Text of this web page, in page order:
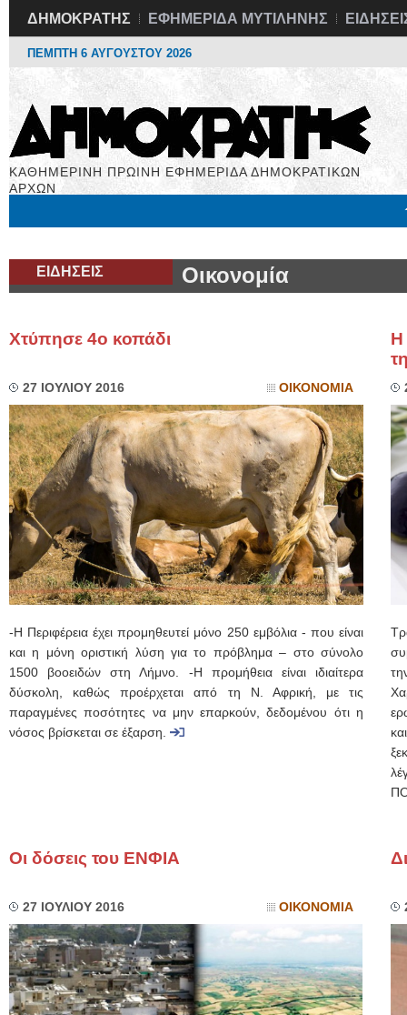
ΔΗΜΟΚΡΑΤΗΣ ΕΦΗΜΕΡΙΔΑ ΜΥΤΙΛΗΝΗΣ
ΠΕΜΠΤΗ 6 ΑΥΓΟΥΣΤΟΥ 2026
ΚΑΘΗΜΕΡΙΝΗ ΠΡΩΙΝΗ ΕΦΗΜΕΡΙΔΑ ΔΗΜΟΚΡΑΤΙΚΩΝ
ΑΡΧΩΝ
ΕΙΔΗΣΕΙΣ Οικονομία
Χτύπησε 4ο κοπάδι
27 ΙΟΥΛΙΟΥ 2016 ΟΙΚΟΝΟΜΙΑ
-Η Περιφέρεια έχει προμηθευτεί μόνο 250 εμβόλια - που είναι
και η μόνη οριστική λύση για το πρόβλημα – στο σύνολο
1500 βοοειδών στη Λήμνο. -Η προμήθεια είναι ιδιαίτερα
δύσκολη, καθώς προέρχεται από τη Ν. Αφρική, με τις
παραγμένες ποσότητες να μην επαρκούν, δεδομένου ότι η
νόσος βρίσκεται σε έξαρση.
Η
Οι δόσεις του ΕΝΦΙΑ
27 ΙΟΥΛΙΟΥ 2016 ΟΙΚΟΝΟΜΙΑ